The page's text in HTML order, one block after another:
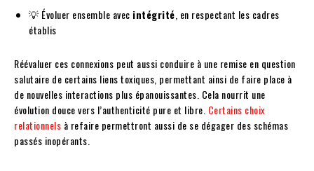
💡 Évoluer ensemble avec intégrité , en respectant les cadres
établis
Réévaluer ces connexions peut aussi conduire à une remise en question
salutaire de certains liens toxiques, permettant ainsi de faire place à
de nouvelles interactions plus épanouissantes. Cela nourrit une
évolution douce vers l’authenticité pure et libre. Certains choix
relationnels à refaire permettront aussi de se dégager des schémas
passés inopérants.